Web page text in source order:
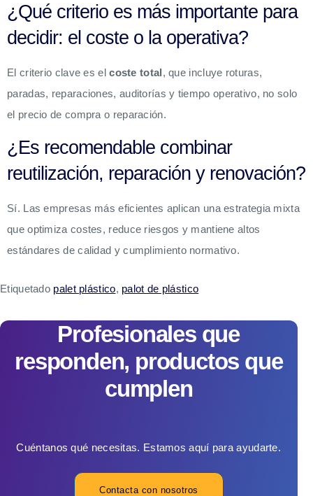
¿Qué criterio es más importante para
decidir: el coste o la operativa?
El criterio clave es elcoste total, que incluye roturas,
paradas, reparaciones, auditorías y tiempo operativo, no solo
el precio de compra o reparación.
¿Es recomendable combinar
reutilización, reparación y renovación?
Sí. Las empresas más eficientes aplican una estrategia mixta
que optimiza costes, reduce riesgos y mantiene altos
estándares de calidad y cumplimiento normativo.
Etiquetado palet plástico, palot de plástico
Profesionales que
responden, productos que
cumplen
Cuéntanos qué necesitas. Estamos aquí para ayudarte.
Contacta con nosotros